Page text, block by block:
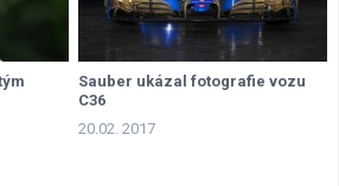
Sauber ukázal fotografie vozu
C36
20.02. 2017